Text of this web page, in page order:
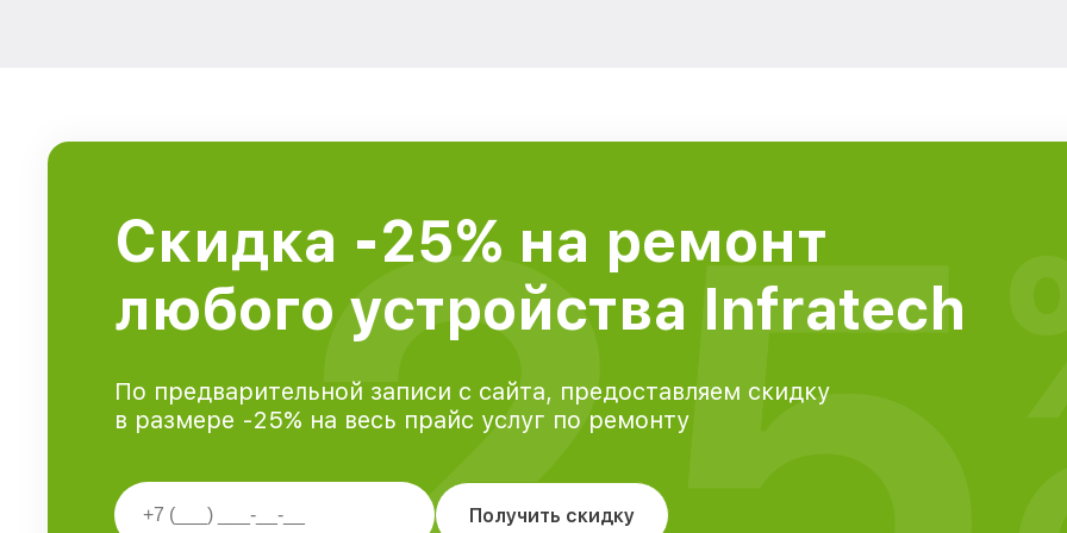
Скидка -25% на ремонт
любого устройства Infratech
По предварительной записи с сайта, предоставляем скидку
в размере -25% на весь прайс услуг по ремонту
Получить скидку